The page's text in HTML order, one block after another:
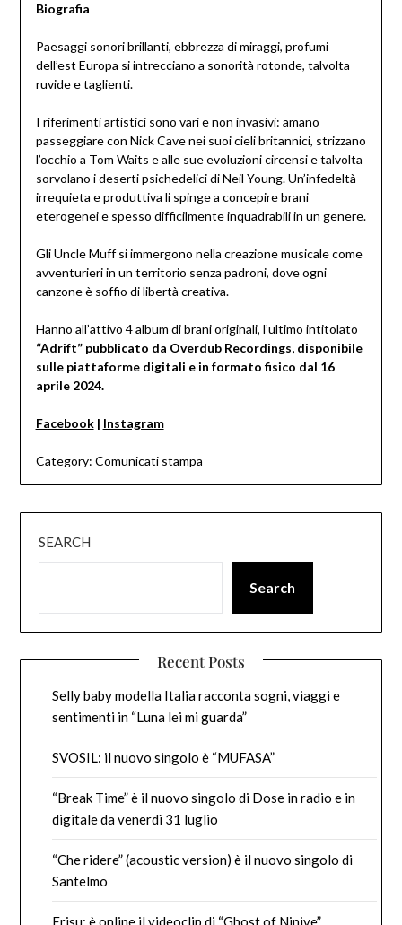
Biografia
Paesaggi sonori brillanti, ebbrezza di miraggi, profumi
dell’est Europa si intrecciano a sonorità rotonde, talvolta
ruvide e taglienti.
I riferimenti artistici sono vari e non invasivi: amano
passeggiare con Nick Cave nei suoi cieli britannici, strizzano
l’occhio a Tom Waits e alle sue evoluzioni circensi e talvolta
sorvolano i deserti psichedelici di Neil Young. Un’infedeltà
irrequieta e produttiva li spinge a concepire brani
eterogenei e spesso difficilmente inquadrabili in un genere.
Gli Uncle Muff si immergono nella creazione musicale come
avventurieri in un territorio senza padroni, dove ogni
canzone è soffio di libertà creativa.
Hanno all’attivo 4 album di brani originali, l’ultimo intitolato
“Adrift” pubblicato da Overdub Recordings, disponibile
sulle piattaforme digitali e in formato fisico dal 16
aprile 2024.
Facebook| Instagram
Category: Comunicati stampa
SEARCH
Search
Recent Posts
Selly baby modella Italia racconta sogni, viaggi e
sentimenti in “Luna lei mi guarda”
SVOSIL: il nuovo singolo è “MUFASA”
“Break Time” è il nuovo singolo di Dose in radio e in
digitale da venerdì 31 luglio
“Che ridere” (acoustic version) è il nuovo singolo di
Santelmo
Erisu: è online il videoclip di “Ghost of Ninive”